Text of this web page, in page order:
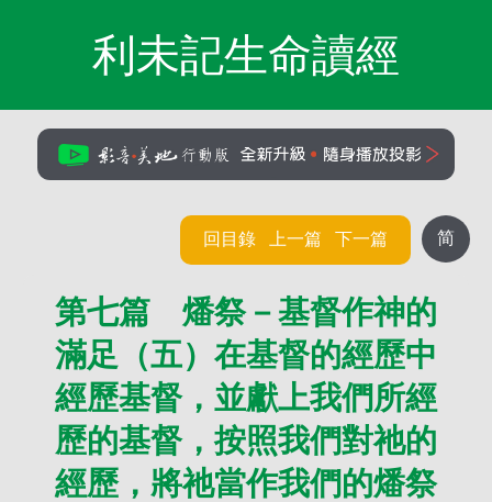
利未記生命讀經
简
回目錄 上一篇 下一篇
第七篇 燔祭－基督作神的
滿足（五）在基督的經歷中
經歷基督，並獻上我們所經
歷的基督，按照我們對祂的
經歷，將祂當作我們的燔祭